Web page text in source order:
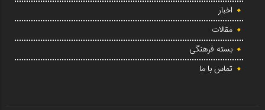
اخبار
مقالات
بسته فرهنگی
تماس با ما